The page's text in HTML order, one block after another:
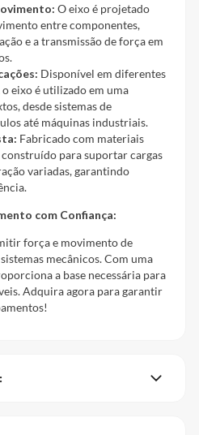
O eixo é projetado
entre componentes,
e a transmissão de força em
Disponível em diferentes
eixo é utilizado em uma
desde sistemas de
até máquinas industriais.
Fabricado com materiais
construído para suportar cargas
variadas, garantindo
com Confiança:
força e movimento de
mecânicos. Com uma
a base necessária para
Adquira agora para garantir